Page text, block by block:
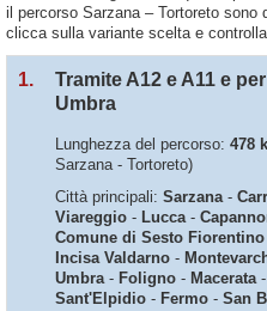
il percorso Sarzana – Tortoreto
clicca sulla variante scelta e
1.
Tramite A12 e A11 e
Umbra
Lunghezza del percorso: 478
Sarzana - Tortoreto)
Città principali: Sarzana-
Viareggio - Lucca-
Comune di Sesto Fiorentino
Incisa Valdarno -
Umbra- Foligno - Macerata-
Sant'Elpidio - Fermo - San